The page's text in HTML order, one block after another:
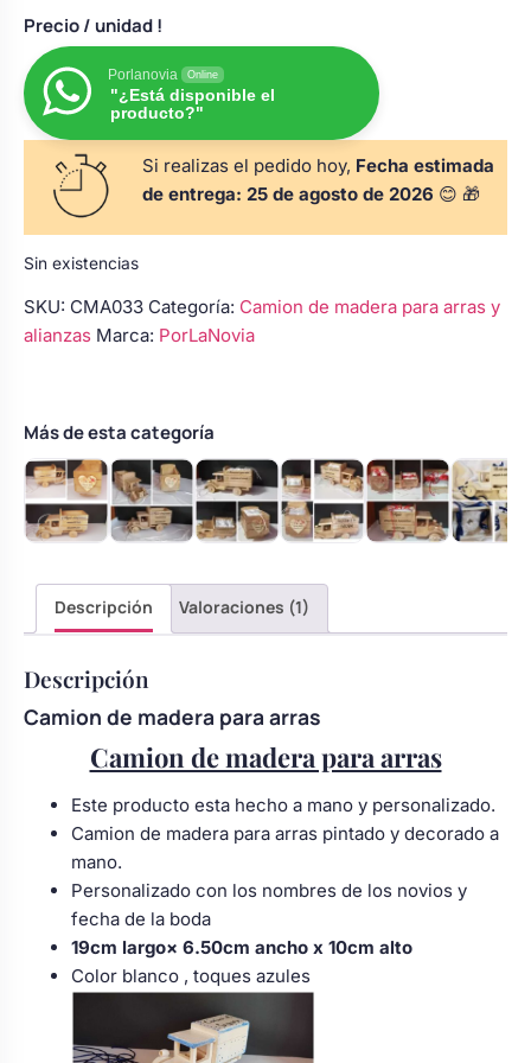
para arras
alianzas
porta alianzas
damas de honor
floral coche
Perchas de comunión
personalizadas
Rasca y Gana para Comunión:
Sorpresas y Diversión
Detalles de comunión para invitados
Ver todo
Bolsos personalizados
Neceseres personalizados
Otros regalos
Ver todo
Precio/ unidad !
Porlanovia Online
"¿Está disponible el
producto?"
Si realizas el pedido hoy, Fecha estimada
de entrega: 25 de agosto de 2026 😊 🎁
Sin existencias
SKU: CMA033 Categoría: Camion de madera para arras y
alianzas Marca: PorLaNovia
Más de esta categoría
Descripción Valoraciones (1)
Descripción
Camion de madera para arras
Camion de madera para arras
Este producto esta hecho a mano y personalizado.
Camion de madera para arras pintado y decorado a
mano.
Personalizado con los nombres de los novios y
fecha de la boda
19cm largo× 6.50cm ancho x 10cm alto
Color blanco , toques azules